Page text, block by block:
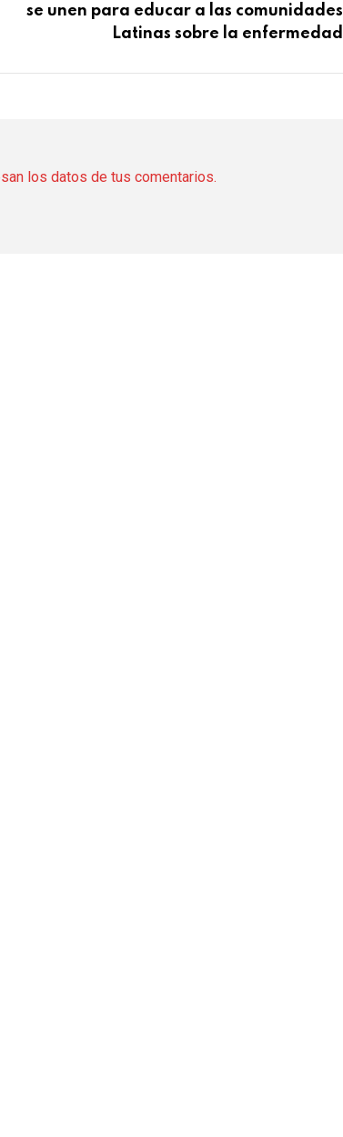
se unen para educar a las comunidades
Latinas sobre la enfermedad
los datos de tus comentarios.